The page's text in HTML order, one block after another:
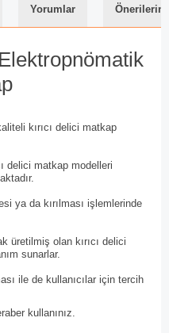
Yorumlar
kırıcı delici matkap
delici matkap modelleri
ya da kırılması işlemlerinde
üretilmiş olan kırıcı delici
sunarlar.
ile de kullanıcılar için tercih
kullanınız.